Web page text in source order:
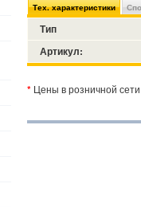
Тех. характеристики
Тип
Артикул:
* Цены в розничной